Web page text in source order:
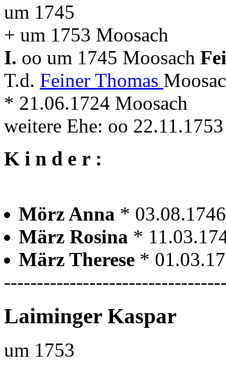
um 1745
+ um 1753 Moosach
I. oo um 1745 Moosach
T.d. Feiner Thomas
* 21.06.1724 Moosach
weitere Ehe: oo
K i n d e r :
Mörz Anna *
März Rosina *
März Therese *
Laiminger Kaspar
um 1753